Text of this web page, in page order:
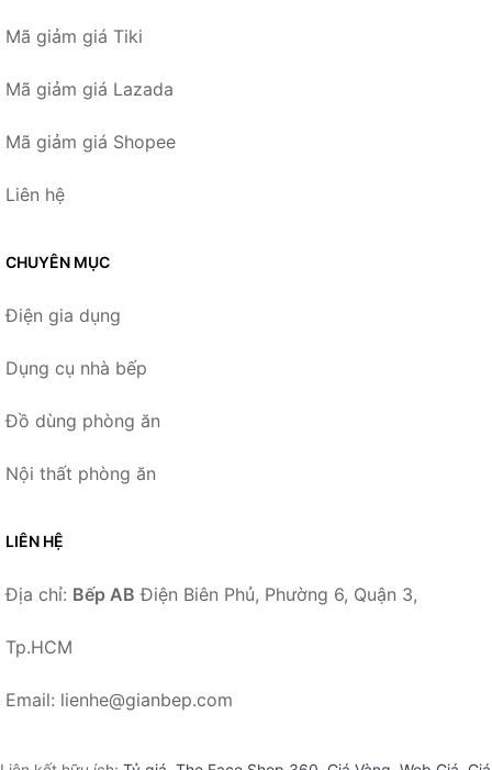
Mã giảm giá Tiki
Mã giảm giá Lazada
Mã giảm giá Shopee
Liên hệ
CHUYÊN MỤC
Điện gia dụng
Dụng cụ nhà bếp
Đồ dùng phòng ăn
Nội thất phòng ăn
LIÊN HỆ
Địa chỉ: Bếp AB Điện Biên Phủ, Phường 6, Quận 3,
Tp.HCM
Email: lienhe@gianbep.com